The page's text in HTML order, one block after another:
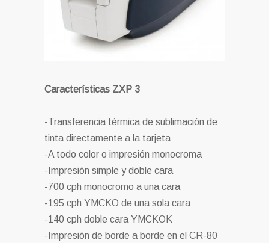
Características ZXP 3
-Transferencia térmica de sublimación de
tinta directamente a la tarjeta
-A todo color o impresión monocroma
-Impresión simple y doble cara
-700 cph monocromo a una cara
-195 cph YMCKO de una sola cara
-140 cph doble cara YMCKOK
-Impresión de borde a borde en el CR-80